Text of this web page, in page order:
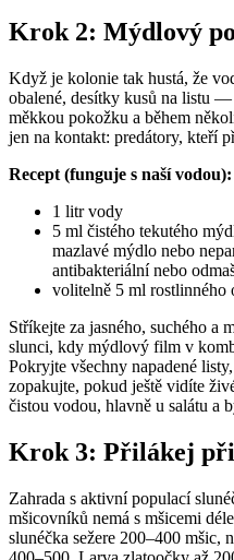
Krok 2: Mýdlový
Když je kolonie tak hustá, že
obalené, desítky kusů na listu
měkkou pokožku a během
jen na kontakt: predátory, kteří
Recept (funguje s naší vodou):
1 litr vody
5 ml čistého tekutého
mazlavé mýdlo nebo
antibakteriální nebo
volitelně 5 ml rostlinného
Stříkejte za jasného, suchého
slunci, kdy mýdlový film v
Pokryjte všechny napadené
zopakujte, pokud ještě vidíte
čistou vodou, hlavně u salátu a
Krok 3: Přilákej
Zahrada s aktivní populací
mšicovníků nemá s mšicemi
slunéčka sežere 200–400 mšic,